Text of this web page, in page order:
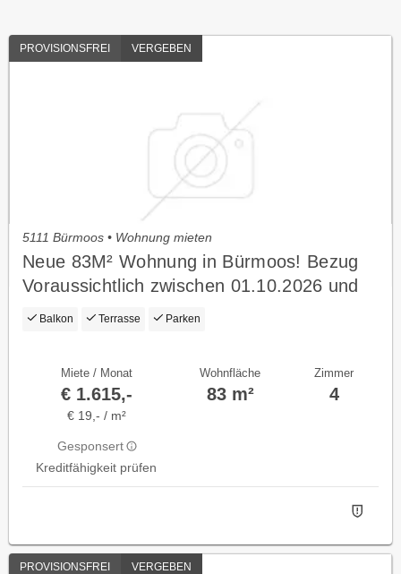
PROVISIONSFREI VERGEBEN
5111 Bürmoos • Wohnung mieten
Neue 83M² Wohnung in Bürmoos! Bezug
Voraussichtlich zwischen 01.10.2026 und
01.11.2026!
Balkon Terrasse Parken
Miete / Monat
€ 1.615,-
€ 19,- / m²
Gesponsert
Kreditfähigkeit prüfen
Wohnfläche
83 m²
Zimmer
4
PROVISIONSFREI VERGEBEN